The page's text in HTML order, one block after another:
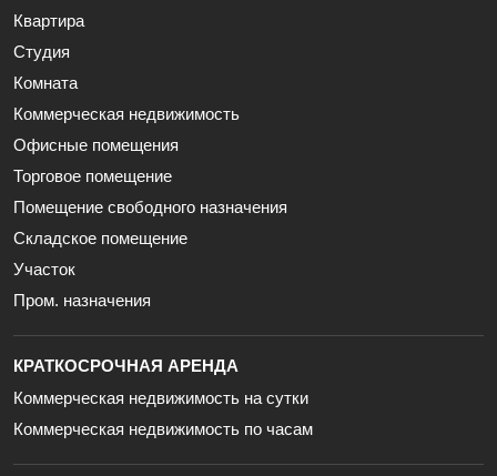
Квартира
Студия
Комната
Коммерческая недвижимость
Офисные помещения
Торговое помещение
Помещение свободного назначения
Складское помещение
Участок
Пром. назначения
КРАТКОСРОЧНАЯ АРЕНДА
Коммерческая недвижимость на сутки
Коммерческая недвижимость по часам